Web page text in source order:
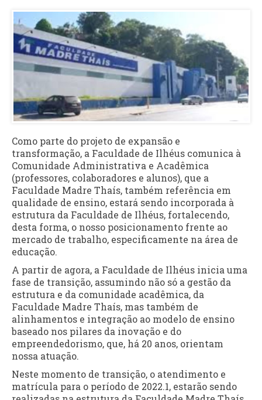
Como parte do projeto de expansão e
transformação, a Faculdade de Ilhéus comunica à
Comunidade Administrativa e Acadêmica
(professores, colaboradores e alunos), que a
Faculdade Madre Thaís, também referência em
qualidade de ensino, estará sendo incorporada à
estrutura da Faculdade de Ilhéus, fortalecendo,
desta forma, o nosso posicionamento frente ao
mercado de trabalho, especificamente na área de
educação.
A partir de agora, a Faculdade de Ilhéus inicia uma
fase de transição, assumindo não só a gestão da
estrutura e da comunidade acadêmica, da
Faculdade Madre Thaís, mas também de
alinhamentos e integração ao modelo de ensino
baseado nos pilares da inovação e do
empreendedorismo, que, há 20 anos, orientam
nossa atuação.
Neste momento de transição, o atendimento e
matrícula para o período de 2022.1, estarão sendo